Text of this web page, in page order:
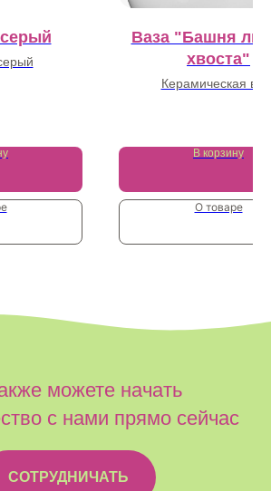
Ваза "Башня
хвоста"
Керамическая
В корзину
О товаре
можете начать
с нами прямо сейчас
СОТРУДНИЧАТЬ